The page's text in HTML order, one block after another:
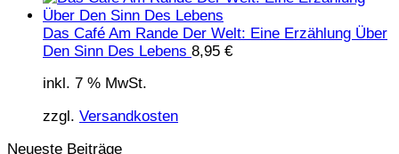
Das Café Am Rande Der Welt: Eine Erzählung Über
Den Sinn Des Lebens 8,95 €
inkl. 7 % MwSt.
zzgl. Versandkosten
Neueste Beiträge